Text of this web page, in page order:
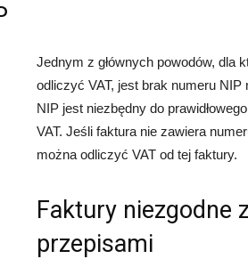
Jednym z głównych powodów, dla
odliczyć VAT, jest brak numeru NIP
NIP jest niezbędny do
VAT. Jeśli faktura nie zawiera
można odliczyć VAT od tej faktury.
Faktury niezgodne z
przepisami